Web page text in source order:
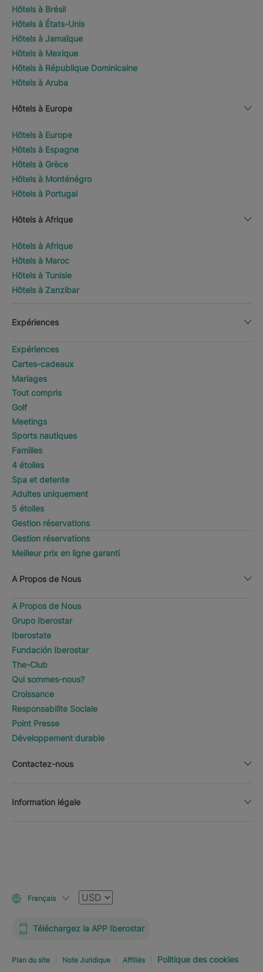
Hôtels à Brésil
Hôtels à États-Unis
Hôtels à Jamaïque
Hôtels à Mexique
Hôtels à République Dominicaine
Hôtels à Aruba
Hôtels à Europe
Hôtels à Europe
Hôtels à Espagne
Hôtels à Grèce
Hôtels à Monténégro
Hôtels à Portugal
Hôtels à Afrique
Hôtels à Afrique
Hôtels à Maroc
Hôtels à Tunisie
Hôtels à Zanzibar
Expériences
Expériences
Cartes-cadeaux
Mariages
Tout compris
Golf
Meetings
Sports nautiques
Familles
4 étoiles
Spa et detente
Adultes uniquement
5 étoiles
Gestion réservations
Gestion réservations
Meilleur prix en ligne garanti
A Propos de Nous
A Propos de Nous
Grupo Iberostar
Iberostate
Fundación Iberostar
The-Club
Qui sommes-nous?
Croissance
Responsabilite Sociale
Point Presse
Développement durable
Contactez-nous
Information légale
Français Devise
Téléchargez la APP Iberostar
Plan du site Note Juridique Affiliés Politique des cookies